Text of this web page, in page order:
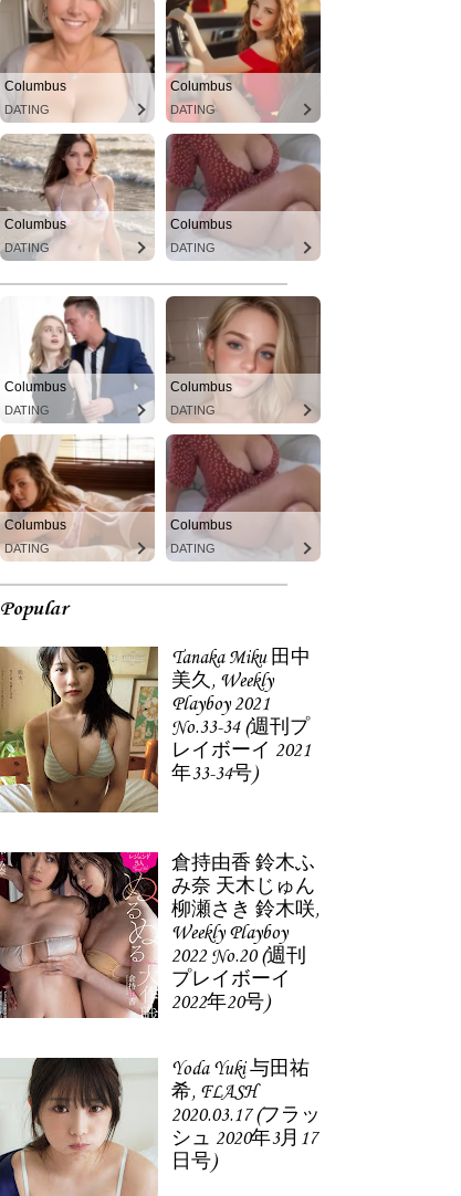
Columbus
DATING
Columbus
DATING
Columbus
DATING
Columbus
DATING
Columbus
DATING
Columbus
DATING
Columbus
DATING
Columbus
DATING
Popular
Tanaka Miku 田中
美久, Weekly
Playboy 2021
No.33-34 (週刊プ
レイボーイ 2021
年33-34号)
倉持由香 鈴木ふ
み奈 天木じゅん
柳瀬さき 鈴木咲,
Weekly Playboy
2022 No.20 (週刊
プレイボーイ
2022年20号)
Yoda Yuki 与田祐
希, FLASH
2020.03.17 (フラッ
シュ 2020年3月17
日号)